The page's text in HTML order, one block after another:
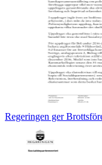
Regeringen ger